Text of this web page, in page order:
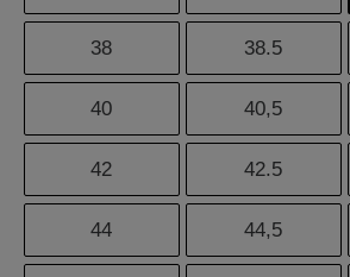
38 38.5
40 40,5
42 42.5
44 44,5